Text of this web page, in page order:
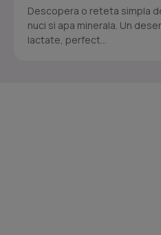
Descopera o reteta simpla
nuci si apa minerala. Un
lactate, perfect...